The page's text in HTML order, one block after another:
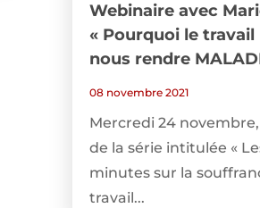
Webinaire avec
« Pourquoi le travail
nous rendre
08 novembre 2021
Mercredi 24
de la série intitulée «
minutes sur la
travail...